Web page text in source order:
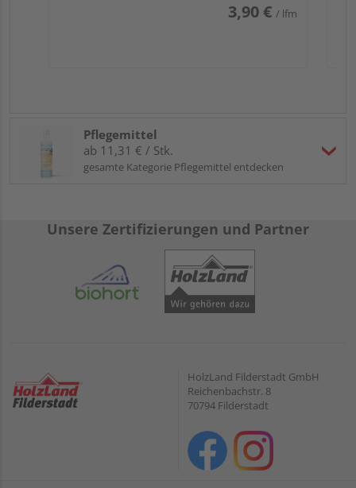
3,90 € / lfm
Pflegemittel
ab 11,31 € / Stk.
gesamte Kategorie Pflegemittel entdecken
Unsere Zertifizierungen und Partner
HolzLand Filderstadt GmbH
Reichenbachstr. 8
70794 Filderstadt